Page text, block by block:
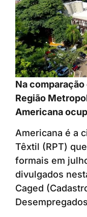
Na
Região
Americana
Americana é a
Têxtil (RPT)
formais em
divulgados
Caged